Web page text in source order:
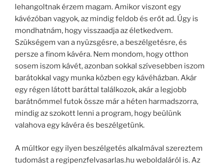
lehangoltnak érzem magam. Amikor viszont egy
kávézóban vagyok, az mindig feldob és erőt ad. Úgy is
mondhatnám, hogy visszaadja az életkedvem.
Szükségem van a nyüzsgésre, a beszélgetésre, és
persze a finom kávéra. Nem mondom, hogy otthon
sosem iszom kávét, azonban sokkal szívesebben iszom
barátokkal vagy munka közben egy kávéházban. Akár
egy régen látott baráttal találkozok, akár a legjobb
barátnőmmel futok össze már a héten harmadszorra,
mindig az szokott lenni a program, hogy beülünk
valahova egy kávéra és beszélgetünk.
A múltkor egy ilyen beszélgetés alkalmával szereztem
tudomást a regipenzfelvasarlas.hu weboldaláról is. Az